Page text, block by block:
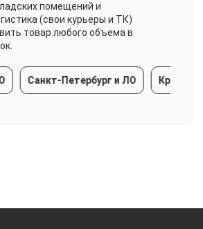
помещений и
(свои курьеры и ТК)
товар любого объема в
Петербург и ЛО Краснодарский